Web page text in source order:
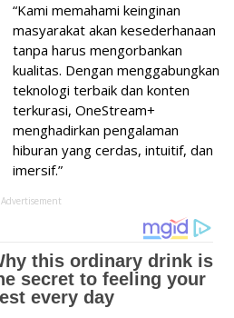
“Kami memahami keinginan
masyarakat akan kesederhanaan
tanpa harus mengorbankan
kualitas. Dengan menggabungkan
teknologi terbaik dan konten
terkurasi, OneStream+
menghadirkan pengalaman
hiburan yang cerdas, intuitif, dan
imersif.”
Advertisement